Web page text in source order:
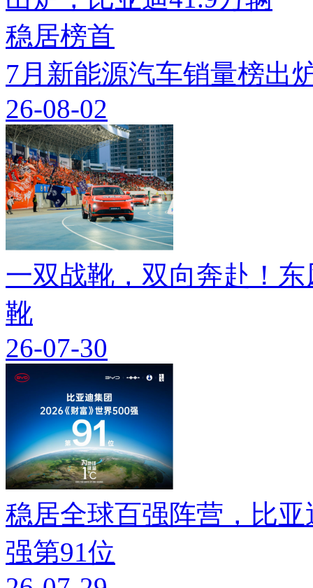
7月新能源汽车销量榜出
26-08-02
一双战靴，双向奔赴！
靴
26-07-30
稳居全球百强阵营，比
强第91位